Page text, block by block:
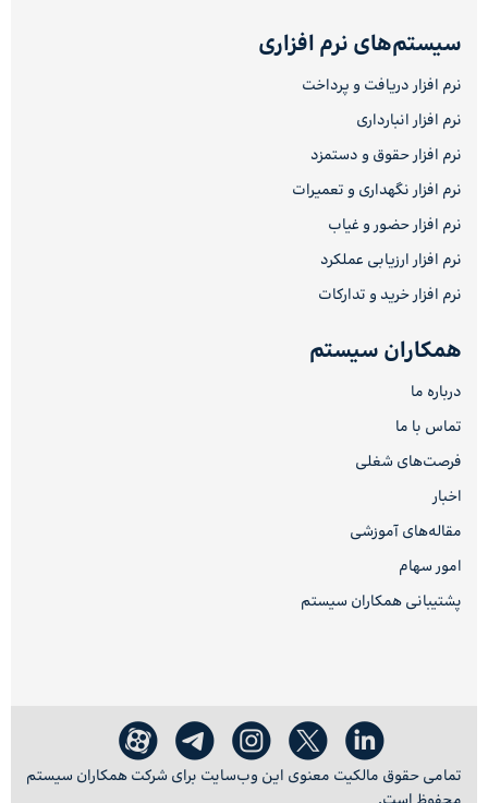
سیستم‌های نرم افزاری
نرم افزار دریافت و پرداخت
نرم افزار انبارداری
نرم افزار حقوق و دستمزد
نرم افزار نگهداری و تعمیرات
نرم افزار حضور و غیاب
نرم افزار ارزیابی عملکرد
نرم افزار خرید و تدارکات
همکاران سیستم
درباره ما
تماس با ما
فرصت‌های شغلی
اخبار
مقاله‌های آموزشی
امور سهام
پشتیبانی همکاران سیستم
تمامی حقوق مالکیت معنوی این وب‌سایت برای شرکت همکاران سیستم